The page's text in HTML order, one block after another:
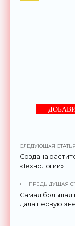
СЛЕДУЮЩАЯ СТАТЬЯ
Создана
«Технологии»
ПРЕДЫДУЩАЯ
Самая большая
дала первую